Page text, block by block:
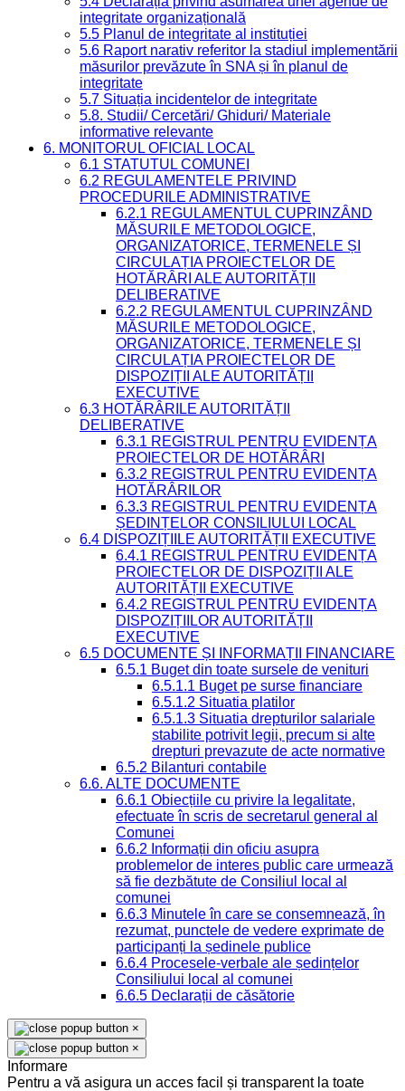
integritate organizațională
5.5 Planul de integritate al instituției
5.6 Raport narativ referitor la stadiul implementării
măsurilor prevăzute în SNA și în planul de
integritate
5.7 Situația incidentelor de integritate
5.8. Studii/ Cercetări/ Ghiduri/ Materiale
informative relevante
6. MONITORUL OFICIAL LOCAL
6.1 STATUTUL COMUNEI
6.2 REGULAMENTELE PRIVIND
PROCEDURILE ADMINISTRATIVE
6.2.1 REGULAMENTUL CUPRINZÂND
MĂSURILE METODOLOGICE,
ORGANIZATORICE, TERMENELE ȘI
CIRCULAȚIA PROIECTELOR DE
HOTĂRÂRI ALE AUTORITĂȚII
DELIBERATIVE
6.2.2 REGULAMENTUL CUPRINZÂND
MĂSURILE METODOLOGICE,
ORGANIZATORICE, TERMENELE ȘI
CIRCULAȚIA PROIECTELOR DE
DISPOZIȚII ALE AUTORITĂȚII
EXECUTIVE
6.3 HOTĂRÂRILE AUTORITĂȚII
DELIBERATIVE
6.3.1 REGISTRUL PENTRU EVIDENȚA
PROIECTELOR DE HOTĂRÂRI
6.3.2 REGISTRUL PENTRU EVIDENȚA
HOTĂRÂRILOR
6.3.3 REGISTRUL PENTRU EVIDENȚA
ȘEDINȚELOR CONSILIULUI LOCAL
6.4 DISPOZIȚIILE AUTORITĂȚII EXECUTIVE
6.4.1 REGISTRUL PENTRU EVIDENȚA
PROIECTELOR DE DISPOZIȚII ALE
AUTORITĂȚII EXECUTIVE
6.4.2 REGISTRUL PENTRU EVIDENȚA
DISPOZIȚIILOR AUTORITĂȚII
EXECUTIVE
6.5 DOCUMENTE ȘI INFORMAȚII FINANCIARE
6.5.1 Buget din toate sursele de venituri
6.5.1.1 Buget pe surse financiare
6.5.1.2 Situatia platilor
6.5.1.3 Situatia drepturilor salariale
stabilite potrivit legii, precum si alte
drepturi prevazute de acte normative
6.5.2 Bilanturi contabile
6.6. ALTE DOCUMENTE
6.6.1 Obiecțiile cu privire la legalitate,
efectuate în scris de secretarul general al
Comunei
6.6.2 Informații din oficiu asupra
problemelor de interes public care urmează
să fie dezbătute de Consiliul local al
comunei
6.6.3 Minutele în care se consemnează, în
rezumat, punctele de vedere exprimate de
participanți la ședinele publice
6.6.4 Procesele-verbale ale ședințelor
Consiliului local al comunei
6.6.5 Declarații de căsătorie
×
×
Informare
Pentru a vă asigura un acces facil și transparent la toate